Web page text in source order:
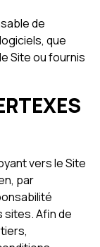
de
que
Site ou fournis
vers le Site
par
Afin de